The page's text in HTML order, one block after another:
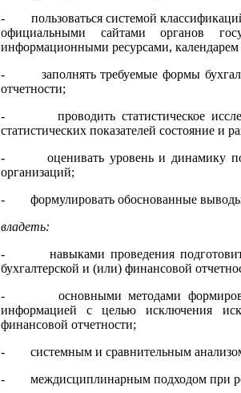
- пользоваться системой
официальными сайтами органов
информационными ресурсами, календарем
- заполнять требуемые формы
отчетности;
- проводить статистическое
статистических показателей состояние и
- оценивать уровень и динамику
организаций;
- формулировать обоснованные
владеть:
- навыками проведения
бухгалтерской и (или) финансовой
- основными методами
информацией с целью исключения
финансовой отчетности;
- системным и сравнительным
- междисциплинарным подходом при